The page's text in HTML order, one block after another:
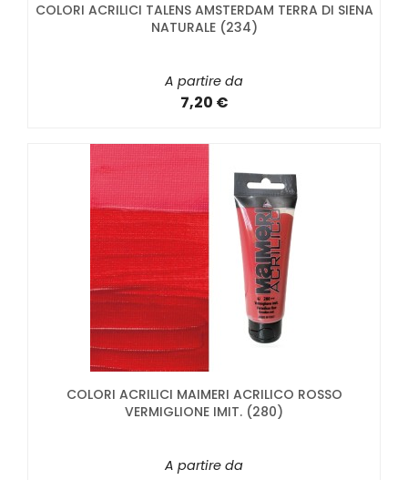
COLORI ACRILICI TALENS AMSTERDAM TERRA DI SIENA
NATURALE (234)
A partire da
7,20 €
COLORI ACRILICI MAIMERI ACRILICO ROSSO
VERMIGLIONE IMIT. (280)
A partire da